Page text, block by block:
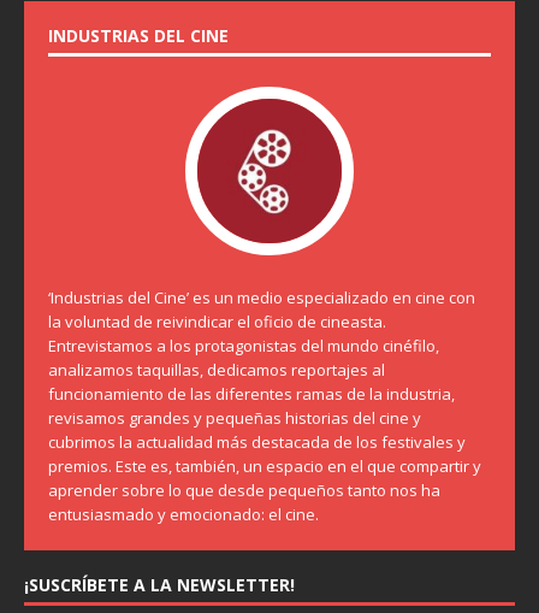
INDUSTRIAS DEL CINE
‘Industrias del Cine’ es un medio especializado en cine con
la voluntad de reivindicar el oficio de cineasta.
Entrevistamos a los protagonistas del mundo cinéfilo,
analizamos taquillas, dedicamos reportajes al
funcionamiento de las diferentes ramas de la industria,
revisamos grandes y pequeñas historias del cine y
cubrimos la actualidad más destacada de los festivales y
premios. Este es, también, un espacio en el que compartir y
aprender sobre lo que desde pequeños tanto nos ha
entusiasmado y emocionado: el cine.
¡SUSCRÍBETE A LA NEWSLETTER!